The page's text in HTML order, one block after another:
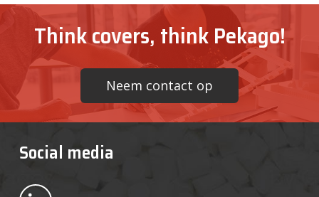
Think covers, think Pekago!
Neem contact op
Social media
Bekijk ons op LinkedIn